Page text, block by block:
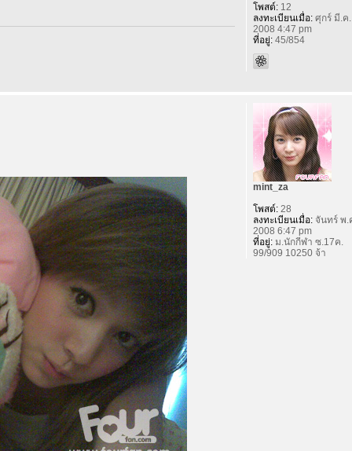
โพสต์:12
ลงทะเบียนเมื่อ:ศุกร์ มี.ค.
2008 4:47 pm
ที่อยู่:45/854
mint_za
โพสต์:28
ลงทะเบียนเมื่อ:จันทร์ พ.
2008 6:47 pm
ที่อยู่:ม.นักกีฬา ซ.17ค.
99/909 10250 จ้า